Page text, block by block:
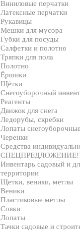
Виниловые перчатки
Латексные перчатки
Рукавицы
Мешки для мусора
Губки для посуды
Салфетки и полотно
Тряпки для пола
Полотно
Ёршики
Щётки
Снегоуборочный
Реагенты
Движок для снега
Ледорубы, скребки
Лопаты снегоуборочные
Черенки
Средства
Инвентарь садовый и
территории
Щетки, веники, метлы
Веники
Пластиковые метлы
Совки
Лопаты
Тачки садовые и